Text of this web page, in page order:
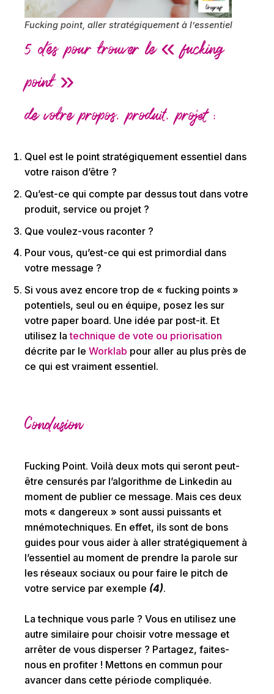
Fucking point, aller stratégiquement à l’essentiel
5 clés pour trouver le « fucking
point »
de votre propos, produit, projet :
Quel est le point stratégiquement essentiel dans
votre raison d’être ?
Qu’est-ce qui compte par dessus tout dans votre
produit, service ou projet ?
Que voulez-vous raconter ?
Pour vous, qu’est-ce qui est primordial dans
votre message ?
Si vous avez encore trop de « fucking points »
potentiels, seul ou en équipe, posez les sur
votre paper board. Une idée par post-it. Et
utilisez latechnique de vote ou priorisation
décrite par le Worklab pour aller au plus près de
ce qui est vraiment essentiel.
Conclusion
Fucking Point. Voilà deux mots qui seront peut-
être censurés par l’algorithme de Linkedin au
moment de publier ce message. Mais ces deux
mots « dangereux » sont aussi puissants et
mnémotechniques. En effet, ils sont de bons
guides pour vous aider à aller stratégiquement à
l’essentiel au moment de prendre la parole sur
les réseaux sociaux ou pour faire le pitch de
votre service par exemple (4).
La technique vous parle ? Vous en utilisez une
autre similaire pour choisir votre message et
arrêter de vous disperser ? Partagez, faites-
nous en profiter ! Mettons en commun pour
avancer dans cette période compliquée.